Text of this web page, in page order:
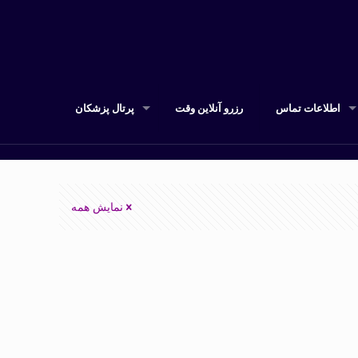
اطلاعات تماس رزرو آنلاین وقت پرتال پزشکان
نمایش همه